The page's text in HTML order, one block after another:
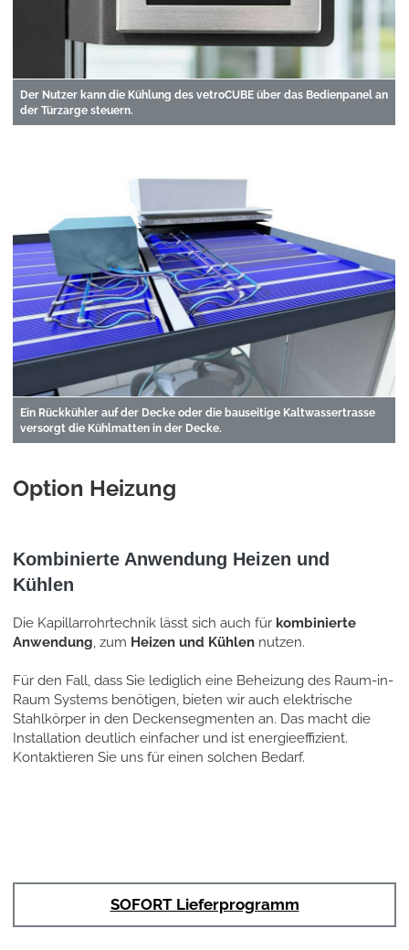
Der Nutzer kann die Kühlung des vetroCUBE über das Bedienpanel an
der Türzarge steuern.
Ein Rückkühler auf der Decke oder die bauseitige Kaltwassertrasse
versorgt die Kühlmatten in der Decke.
Option Heizung
Kombinierte Anwendung Heizen und
Kühlen
Die Kapillarrohrtechnik lässt sich auch für kombinierte
Anwendung, zum Heizen und Kühlen nutzen.
Für den Fall, dass Sie lediglich eine Beheizung des Raum-in-
Raum Systems benötigen, bieten wir auch elektrische
Stahlkörper in den Deckensegmenten an. Das macht die
Installation deutlich einfacher und ist energieeffizient.
Kontaktieren Sie uns für einen solchen Bedarf.
SOFORT Lieferprogramm